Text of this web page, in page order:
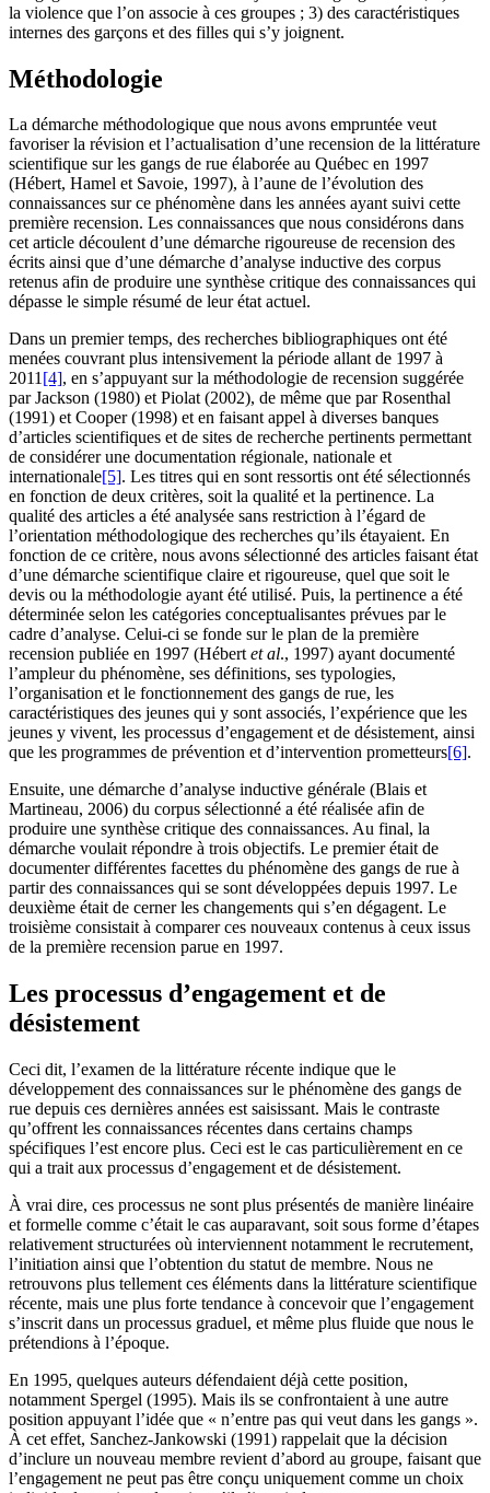
la violence que l’on associe à ces groupes ; 3) des caractéristiques
internes des garçons et des filles qui s’y joignent.
Méthodologie
La démarche méthodologique que nous avons empruntée veut
favoriser la révision et l’actualisation d’une recension de la littérature
scientifique sur les gangs de rue élaborée au Québec en 1997
(Hébert, Hamel et Savoie, 1997), à l’aune de l’évolution des
connaissances sur ce phénomène dans les années ayant suivi cette
première recension. Les connaissances que nous considérons dans
cet article découlent d’une démarche rigoureuse de recension des
écrits ainsi que d’une démarche d’analyse inductive des corpus
retenus afin de produire une synthèse critique des connaissances qui
dépasse le simple résumé de leur état actuel.
Dans un premier temps, des recherches bibliographiques ont été
menées couvrant plus intensivement la période allant de 1997 à
2011[4], en s’appuyant sur la méthodologie de recension suggérée
par Jackson (1980) et Piolat (2002), de même que par Rosenthal
(1991) et Cooper (1998) et en faisant appel à diverses banques
d’articles scientifiques et de sites de recherche pertinents permettant
de considérer une documentation régionale, nationale et
internationale[5]. Les titres qui en sont ressortis ont été sélectionnés
en fonction de deux critères, soit la qualité et la pertinence. La
qualité des articles a été analysée sans restriction à l’égard de
l’orientation méthodologique des recherches qu’ils étayaient. En
fonction de ce critère, nous avons sélectionné des articles faisant état
d’une démarche scientifique claire et rigoureuse, quel que soit le
devis ou la méthodologie ayant été utilisé. Puis, la pertinence a été
déterminée selon les catégories conceptualisantes prévues par le
cadre d’analyse. Celui-ci se fonde sur le plan de la première
recension publiée en 1997 (Hébertet al., 1997) ayant documenté
l’ampleur du phénomène, ses définitions, ses typologies,
l’organisation et le fonctionnement des gangs de rue, les
caractéristiques des jeunes qui y sont associés, l’expérience que les
jeunes y vivent, les processus d’engagement et de désistement, ainsi
que les programmes de prévention et d’intervention prometteurs[6].
Ensuite, une démarche d’analyse inductive générale (Blais et
Martineau, 2006) du corpus sélectionné a été réalisée afin de
produire une synthèse critique des connaissances. Au final, la
démarche voulait répondre à trois objectifs. Le premier était de
documenter différentes facettes du phénomène des gangs de rue à
partir des connaissances qui se sont développées depuis 1997. Le
deuxième était de cerner les changements qui s’en dégagent. Le
troisième consistait à comparer ces nouveaux contenus à ceux issus
de la première recension parue en 1997.
Les processus d’engagement et de
désistement
Ceci dit, l’examen de la littérature récente indique que le
développement des connaissances sur le phénomène des gangs de
rue depuis ces dernières années est saisissant. Mais le contraste
qu’offrent les connaissances récentes dans certains champs
spécifiques l’est encore plus. Ceci est le cas particulièrement en ce
qui a trait aux processus d’engagement et de désistement.
À vrai dire, ces processus ne sont plus présentés de manière linéaire
et formelle comme c’était le cas auparavant, soit sous forme d’étapes
relativement structurées où interviennent notamment le recrutement,
l’initiation ainsi que l’obtention du statut de membre. Nous ne
retrouvons plus tellement ces éléments dans la littérature scientifique
récente, mais une plus forte tendance à concevoir que l’engagement
s’inscrit dans un processus graduel, et même plus fluide que nous le
prétendions à l’époque.
En 1995, quelques auteurs défendaient déjà cette position,
notamment Spergel (1995). Mais ils se confrontaient à une autre
position appuyant l’idée que « n’entre pas qui veut dans les gangs ».
À cet effet, Sanchez-Jankowski (1991) rappelait que la décision
d’inclure un nouveau membre revient d’abord au groupe, faisant que
l’engagement ne peut pas être conçu uniquement comme un choix